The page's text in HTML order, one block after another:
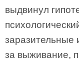
выдвинул
заразительные
за выживание,